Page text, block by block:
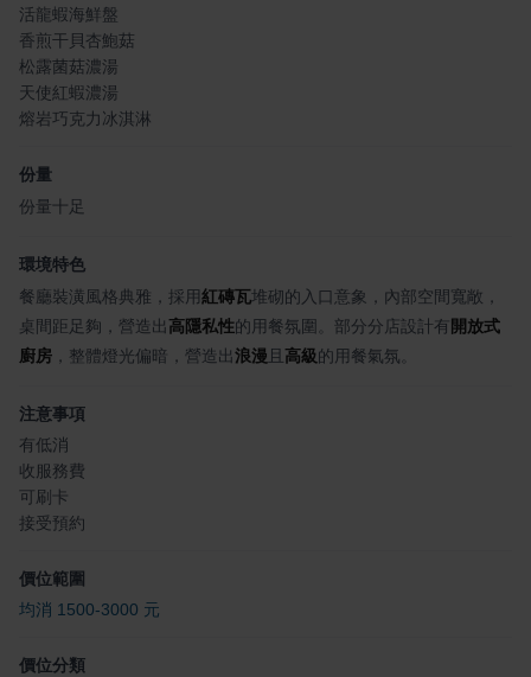
活龍蝦海鮮盤
香煎干貝杏鮑菇
松露菌菇濃湯
天使紅蝦濃湯
熔岩巧克力冰淇淋
份量
份量十足
環境特色
餐廳裝潢風格典雅，採用紅磚瓦堆砌的入口意象，內部空間寬敞，
桌間距足夠，營造出高隱私性的用餐氛圍。部分分店設計有 開放式
廚房 ，整體燈光偏暗，營造出浪漫 且 高級的用餐氣氛。
注意事項
有低消
收服務費
可刷卡
接受預約
價位範圍
均消 1500-3000 元
價位分類